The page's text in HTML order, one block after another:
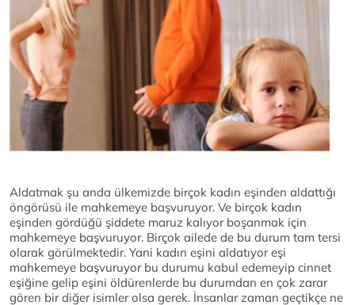
Aldatmak şu anda ülkemizde birçok kadın eşinden aldattığı
öngörüsü ile mahkemeye başvuruyor. Ve birçok kadın
eşinden gördüğü şiddete maruz kalıyor boşanmak için
mahkemeye başvuruyor. Birçok ailede de bu durum tam tersi
olarak görülmektedir. Yani kadın eşini aldatıyor eşi
mahkemeye başvuruyor bu durumu kabul edemeyip cinnet
eşiğine gelip eşini öldürenlerde bu durumdan en çok zarar
gören bir diğer isimler olsa gerek. İnsanlar zaman geçtikçe ne